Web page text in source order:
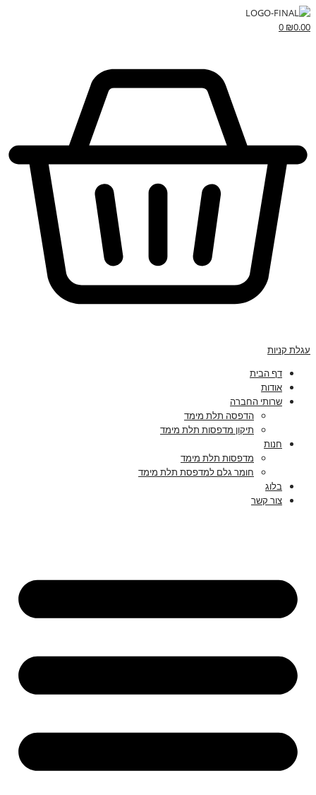
₪0.00
0
עגלת קניות
דף הבית
אודות
שרותי החברה
הדפסה תלת מימד
תיקון מדפסות תלת מימד
חנות
מדפסות תלת מימד
חומר גלם למדפסת תלת מימד
בלוג
צור קשר